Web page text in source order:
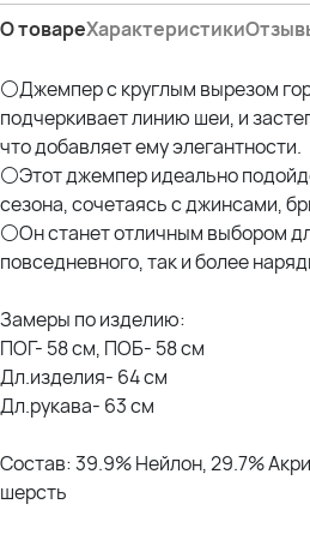
О товареХарактеристики
⚪Джемпер с круглым вырезом
подчеркивает линию шеи, и
что добавляет ему элегантности.
⚪Этот джемпер идеально
сезона, сочетаясь с джинсами,
⚪Он станет отличным выбором
повседневного, так и более
Замеры по изделию:
ПОГ- 58 см, ПОБ- 58 см
Дл.изделия- 64 см
Дл.рукава- 63 см
Состав: 39.9% Нейлон, 29.7%
шерсть